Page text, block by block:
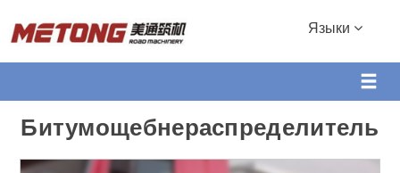
Языки
Битумощебнераспределитель